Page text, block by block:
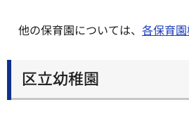
他の保育園については、 各保育
区立幼稚園